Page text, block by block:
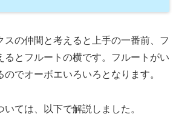
スの仲間と考えると上手の一番前、フ
るとフルートの横です。フルートがい
でオーボエいろいろとなります。
ては、以下で解説しました。